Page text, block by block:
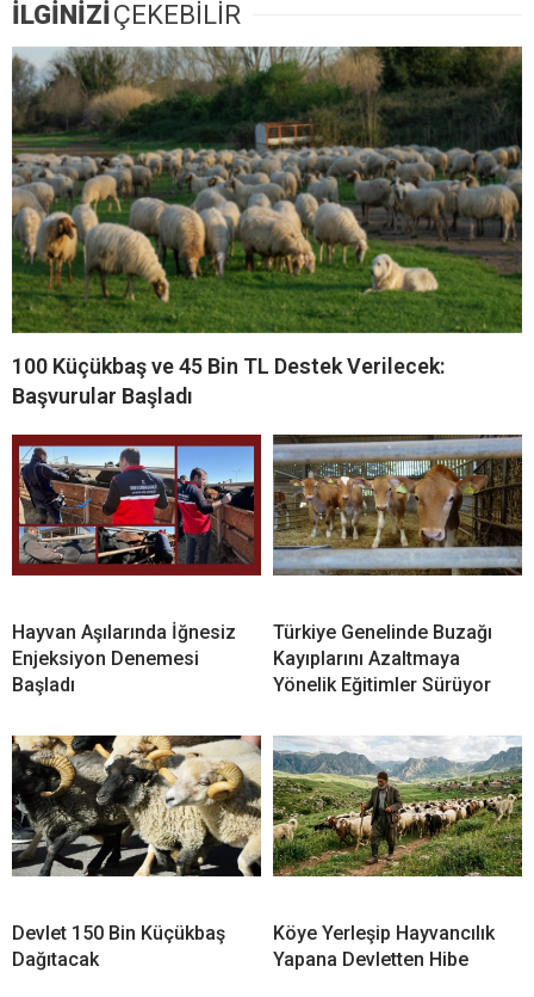
İLGİNİZİÇEKEBİLİR
100 Küçükbaş ve 45 Bin TL Destek Verilecek:
Başvurular Başladı
Hayvan Aşılarında İğnesiz
Enjeksiyon Denemesi
Başladı
Türkiye Genelinde Buzağı
Kayıplarını Azaltmaya
Yönelik Eğitimler Sürüyor
Devlet 150 Bin Küçükbaş
Dağıtacak
Köye Yerleşip Hayvancılık
Yapana Devletten Hibe